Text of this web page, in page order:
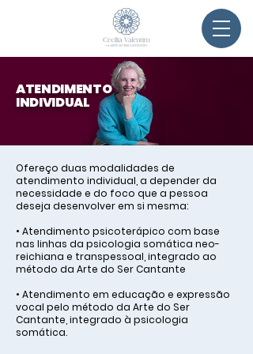
ATENDIMENTO
INDIVIDUAL
Ofereço duas modalidades de
atendimento individual, a depender da
necessidade e do foco que a pessoa
deseja desenvolver em si mesma:
• Atendimento psicoterápico com base
nas linhas da psicologia somática neo-
reichiana e transpessoal, integrado ao
método da Arte do Ser Cantante
• Atendimento em educação e expressão
vocal pelo método da Arte do Ser
Cantante, integrado à psicologia
somática.